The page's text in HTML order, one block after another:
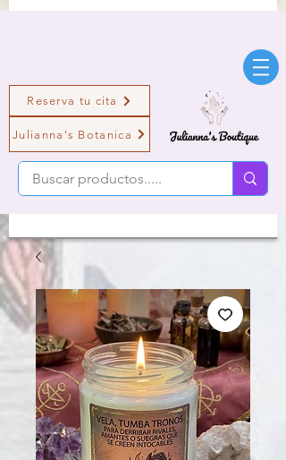
Reserva tu cita
Julianna's Botanica